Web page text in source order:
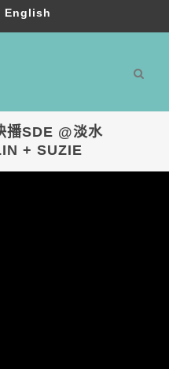
English
播SDE @淡水
+ SUZIE